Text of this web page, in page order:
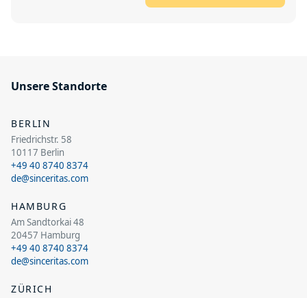
Unsere Standorte
BERLIN
Friedrichstr. 58
10117 Berlin
+49 40 8740 8374
de@sinceritas.com
HAMBURG
Am Sandtorkai 48
20457 Hamburg
+49 40 8740 8374
de@sinceritas.com
ZÜRICH